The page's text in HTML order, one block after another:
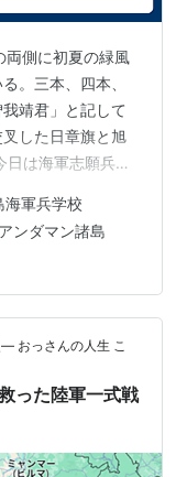
側に初夏の緑風
。三本、四本、
靖君」と記して
した日章旗と旭
は海軍志願兵と
外出していて未
軍人高見分会、
門前両側に立て
人、羽織袴、モー
き、玄関の机の
る暇も…
海軍兵学校
アンダマン諸島
おっさんの人生 こ
った陸軍一式戦